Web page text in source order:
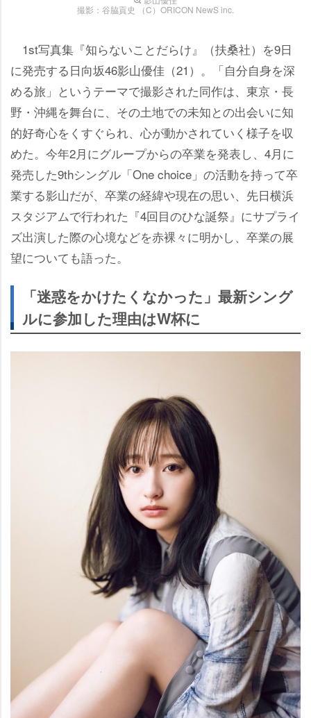
撮影：谷脇貢史 （C）ORICON NewS inc.
1st写真集『知らないことだらけ』（扶桑社）を9日
に発売する日向坂46影山優佳（21）。「自分自身を深
める旅」というテーマで撮影された同作は、東京・長
野・沖縄を舞台に、その土地での未知との出会いに知
的好奇心をくすぐられ、心が動かされていく様子を収
めた。今年2月にグループからの卒業を発表し、4月に
発売した9thシングル「One choice」の活動を持って卒
業する影山だが、卒業の経緯や現在の思い、先日横浜
スタジアムで行われた『4回目のひな誕祭』にサプライ
ズ出演した際の心境などを赤裸々に明かし、卒業の展
望についても語った。
「迷惑をかけたくなかった」最新シング
ルに参加した理由はW杯に